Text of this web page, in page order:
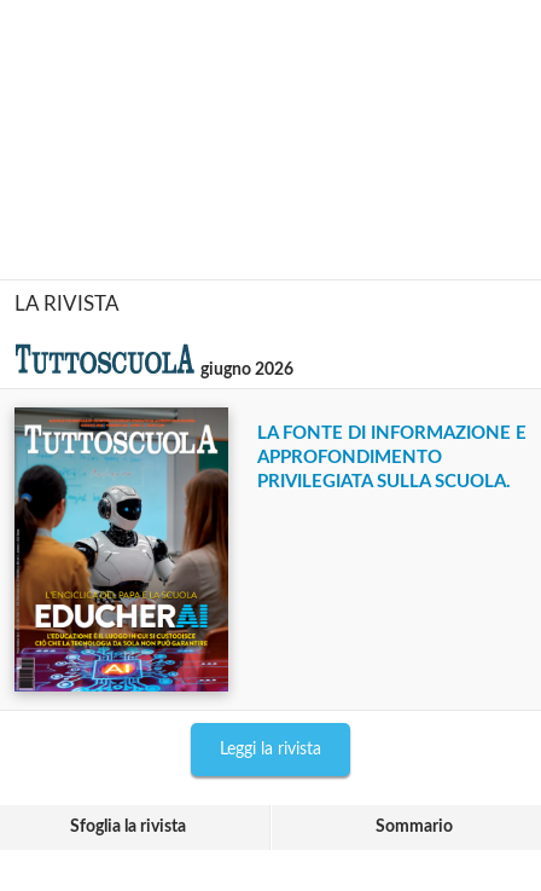
LA RIVISTA
giugno 2026
LA FONTE DI INFORMAZIONE E
APPROFONDIMENTO
PRIVILEGIATA SULLA SCUOLA.
Leggi la rivista
Sfoglia la rivista Sommario